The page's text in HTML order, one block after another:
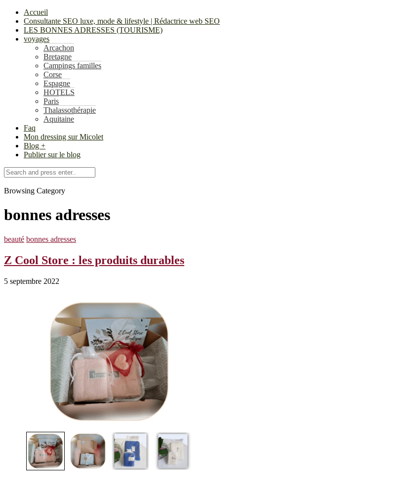
Accueil
Consultante SEO luxe, mode & lifestyle | Rédactrice web SEO
LES BONNES ADRESSES (TOURISME)
voyages
Arcachon
Bretagne
Campings familles
Corse
Espagne
HOTELS
Paris
Thalassothérapie
Aquitaine
Faq
Mon dressing sur Micolet
Blog +
Publier sur le blog
Browsing Category
bonnes adresses
beauté bonnes adresses
Z Cool Store : les produits durables
5 septembre 2022